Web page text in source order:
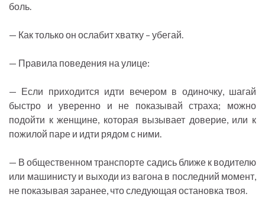
боль.
— Как только он ослабит хватку – убегай.
— Правила поведения на улице:
— Если приходится идти вечером в одиночку, шагай
быстро и уверенно и не показывай страха; можно
подойти к женщине, которая вызывает доверие, или к
пожилой паре и идти рядом с ними.
— В общественном транспорте садись ближе к водителю
или машинисту и выходи из вагона в последний момент,
не показывая заранее, что следующая остановка твоя.